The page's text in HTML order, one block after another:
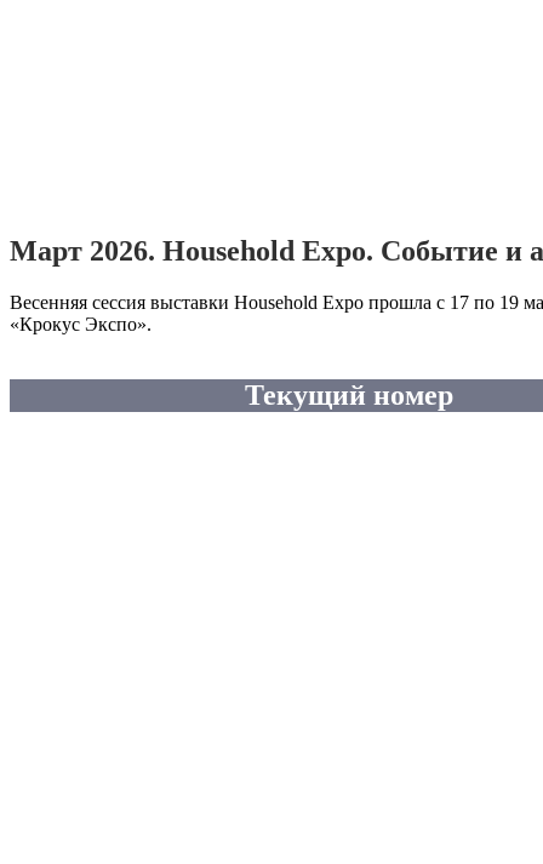
Март 2026. Household Expo. Событие и
Весенняя сессия выставки Household Expo прошла с 17 по 19
«Крокус Экспо».
Текущий номер